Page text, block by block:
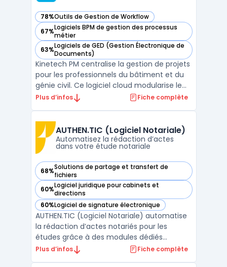
78%Outils de Gestion de Workflow
— voir Kinetech PM dans cette catégorie
67%Logiciels BPM de gestion des processus
métier
— voir Kinetech PM dans cette catégorie
63%Logiciels de GED (Gestion Électronique de
Documents)
— voir Kinetech PM dans cette catégorie
Kinetech PM centralise la gestion de projets
pour les professionnels du bâtiment et du
génie civil. Ce logiciel cloud modularise le
pilotage de chantier, en digitalisant
gestion financière. L'utilisation de gestion
de projet ...
Plus d’infos Fiche complète
AUTHEN.TIC (Logiciel Notariale)
Automatisez la rédaction d’actes
dans votre étude notariale
68%Solutions de partage et transfert de
fichiers
— voir AUTHEN.TIC (Logiciel Notariale) dans cette catégorie
60%Logiciel juridique pour cabinets et
directions
— voir AUTHEN.TIC (Logiciel Notariale) dans cette catégorie
60%Logiciel de signature électronique
— voir AUTHEN.TIC (Logiciel Notariale) dans cette catégorie
AUTHEN.TIC (Logiciel Notariale) automatise
la rédaction d’actes notariés pour les
études grâce à des modules dédiés
intégrant intelligence artificielle notariale et
Plus d’infos Fiche complète